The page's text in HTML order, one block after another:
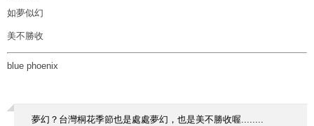
如夢似幻
美不勝收
blue phoenix
夢幻？台灣桐花季節也是處處夢幻，也是美不勝收喔........